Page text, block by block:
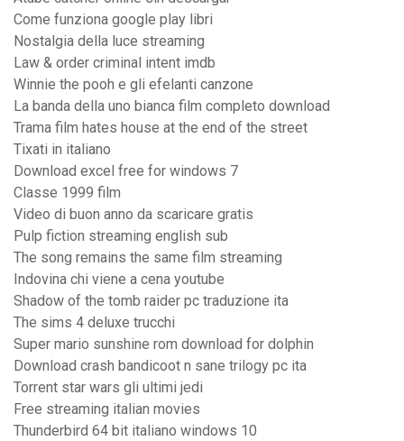
Come funziona google play libri
Nostalgia della luce streaming
Law & order criminal intent imdb
Winnie the pooh e gli efelanti canzone
La banda della uno bianca film completo download
Trama film hates house at the end of the street
Tixati in italiano
Download excel free for windows 7
Classe 1999 film
Video di buon anno da scaricare gratis
Pulp fiction streaming english sub
The song remains the same film streaming
Indovina chi viene a cena youtube
Shadow of the tomb raider pc traduzione ita
The sims 4 deluxe trucchi
Super mario sunshine rom download for dolphin
Download crash bandicoot n sane trilogy pc ita
Torrent star wars gli ultimi jedi
Free streaming italian movies
Thunderbird 64 bit italiano windows 10